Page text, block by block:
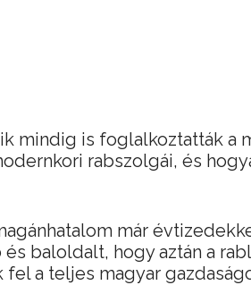
mindig is foglalkoztatták a
rabszolgái, és
már
baloldalt, hogy aztán a
fel a teljes magyar